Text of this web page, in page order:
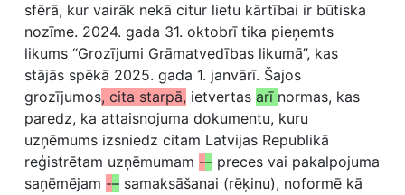
sfērā, kur vairāk nekā citur lietu kārtībai ir būtiska
nozīme. 2024. gada 31. oktobrī tika pieņemts
likums “Grozījumi Grāmatvedības likumā”, kas
stājās spēkā 2025. gada 1. janvārī. Šajos
grozījumos, cita starpā, ietvertas arī normas, kas
paredz, ka attaisnojuma dokumentu, kuru
uzņēmums izsniedz citam Latvijas Republikā
reģistrētam uzņēmumam -– preces vai pakalpojuma
saņēmējam -– samaksāšanai (rēķinu), noformē kā